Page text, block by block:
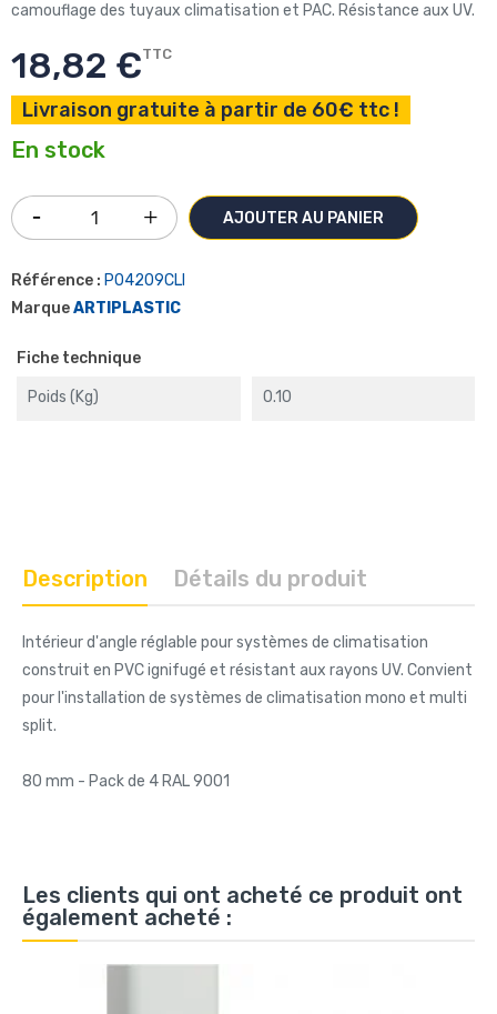
camouflage des tuyaux climatisation et PAC. Résistance aux UV.
18,82 €TTC
Livraison gratuite à partir de 60€ ttc !
En stock
AJOUTER AU PANIER
Référence : P04209CLI
MarqueARTIPLASTIC
Fiche technique
Poids (kg) 0.10
Description Détails du produit
Intérieur d'angle réglable pour systèmes de climatisation
construit en PVC ignifugé et résistant aux rayons UV. Convient
pour l'installation de systèmes de climatisation mono et multi
split.
80 mm - Pack de 4 RAL 9001
Les clients qui ont acheté ce produit ont
également acheté :